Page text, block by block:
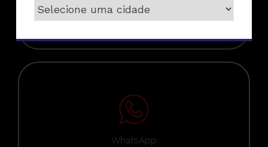
Telefone
WhatsApp